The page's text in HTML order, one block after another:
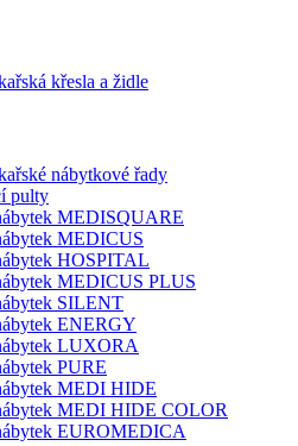
křesla a židle
nábytkové řady
pulty
MEDISQUARE
MEDICUS
HOSPITAL
MEDICUS PLUS
SILENT
ENERGY
LUXORA
PURE
MEDI HIDE
MEDI HIDE COLOR
EUROMEDICA